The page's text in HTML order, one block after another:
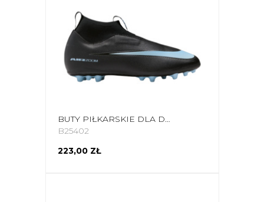
BUTY PIŁKARSKIE DLA DZIECI NIKE ZOOM MERCURIAL SUPERFLY 10 ACADEMY AG FQ8308 001
B25402
223,00 ZŁ